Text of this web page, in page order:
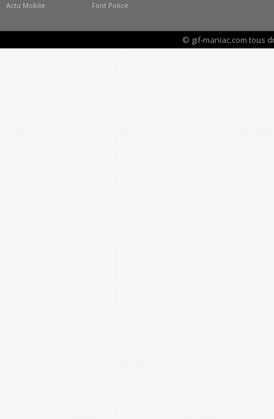
Actu Mobile
Font Police
© gif-maniac.com tous